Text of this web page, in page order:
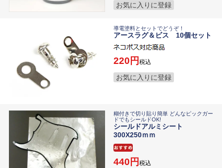
お気に入りに登録
導電塗料とセットでどうぞ！
アースラグ＆ビス 10個セット
220 税込
お気に入りに登録
糊付きで切り貼り簡単 どんなピックガー
ドでもシールドOK!
シールドアルミシート
300X250ｍｍ
440 税込